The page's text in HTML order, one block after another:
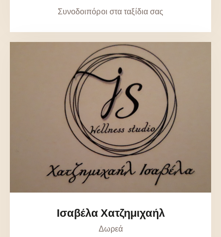
Συνοδοιπόροι στα ταξίδια σας
Ισαβέλα Χατζημιχαήλ
Δωρεά